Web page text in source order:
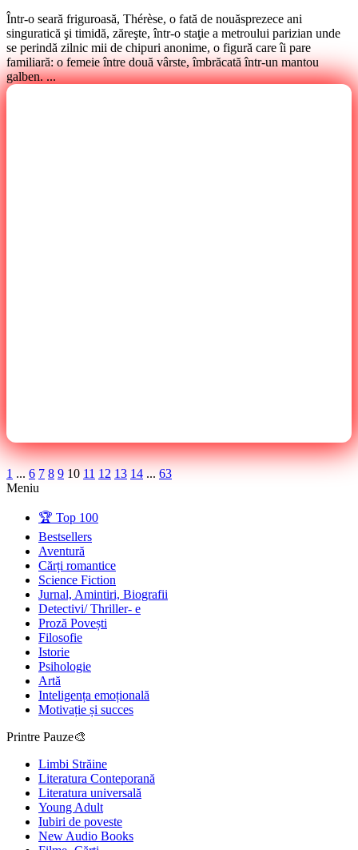
Într-o seară friguroasă, Thérèse, o fată de nouăsprezece ani
singuratică şi timidă, zăreşte, într-o staţie a metroului parizian unde
se perindă zilnic mii de chipuri anonime, o figură care îi pare
familiară: o femeie între două vârste, îmbrăcată într-un mantou
galben. ...
1 ... 6 7 8 9 10 11 12 13 14 ... 63
Meniu
🏆 Top 100
Bestsellers
Aventură
Cărți romantice
Science Fiction
Jurnal, Amintiri, Biografii
Detectivi/ Thriller- e
Proză Povești
Filosofie
Istorie
Psihologie
Artă
Inteligența emoțională
Motivație și succes
Printre Pauze🎨
Limbi Străine
Literatura Conteporană
Literatura universală
Young Adult
Iubiri de poveste
New Audio Books